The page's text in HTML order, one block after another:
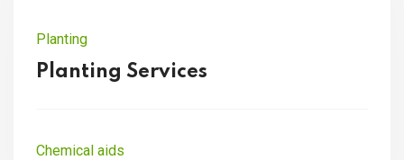
Planting
Planting Services
Chemical aids